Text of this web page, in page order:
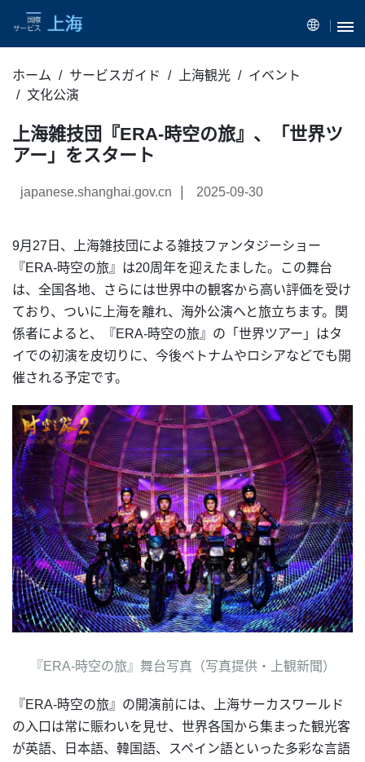
ホーム サービスガイド 上海観光
イベント
文化公演
上海雑技団『ERA-時空の旅』、「世界ツ
アー」をスタート
japanese.shanghai.gov.cn 2025-09-30
9月27日、上海雑技団による雑技ファンタジーショー
『ERA-時空の旅』は20周年を迎えたました。この舞台
は、全国各地、さらには世界中の観客から高い評価を受け
ており、ついに上海を離れ、海外公演へと旅立ちます。関
係者によると、『ERA-時空の旅』の「世界ツアー」はタ
イでの初演を皮切りに、今後ベトナムやロシアなどでも開
催される予定です。
『ERA-時空の旅』舞台写真（写真提供・上観新聞）
『ERA-時空の旅』の開演前には、上海サーカスワールド
の入口は常に賑わいを見せ、世界各国から集まった観光客
が英語、日本語、韓国語、スペイン語といった多彩な言語